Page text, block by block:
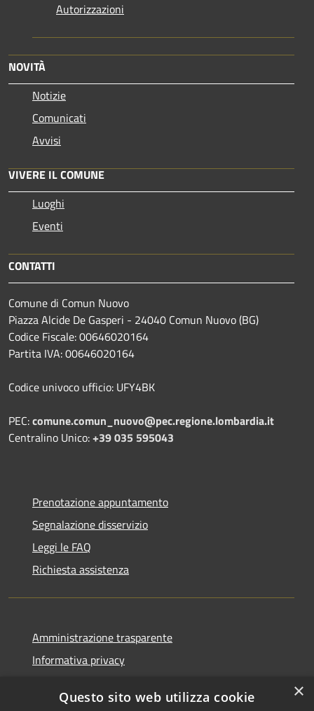
Autorizzazioni
NOVITÀ
Notizie
Comunicati
Avvisi
VIVERE IL COMUNE
Luoghi
Eventi
CONTATTI
Comune di Comun Nuovo
Piazza Alcide De Gasperi - 24040 Comun Nuovo (BG)
Codice Fiscale: 00646020164
Partita IVA: 00646020164
Codice univoco ufficio: UFY4BK
PEC:comune.comun_nuovo@pec.regione.lombardia.it
Centralino Unico:+39 035 595043
Prenotazione appuntamento
Segnalazione disservizio
Leggi le FAQ
Richiesta assistenza
Amministrazione trasparente
Informativa privacy
Dichiarazione di accessibilità
×
Questo sito web utilizza cookie